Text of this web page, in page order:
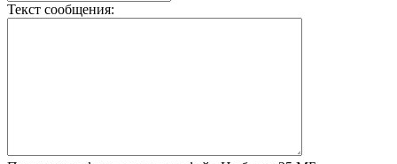
Текст сообщения: